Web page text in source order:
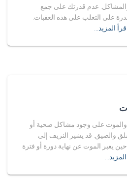
عدم قدرتك على جمع
على التغلب على هذه العقبات.
المزيد…
والموت على وجود مشاكل صحية أو
والضيق. قد يشير النزيف إلى
يعبر الموت عن نهاية دورة أو فترة